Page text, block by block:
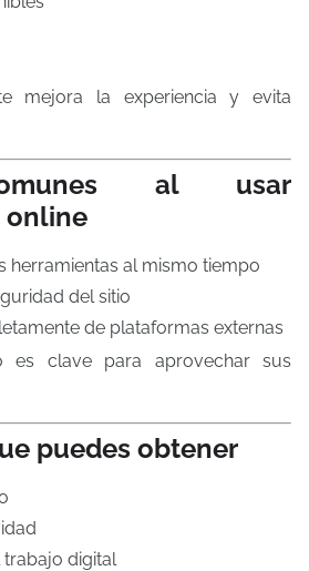
mejora la experiencia y evita
al usar
online
herramientas al mismo tiempo
del sitio
de plataformas externas
es clave para aprovechar sus
puedes obtener
trabajo digital